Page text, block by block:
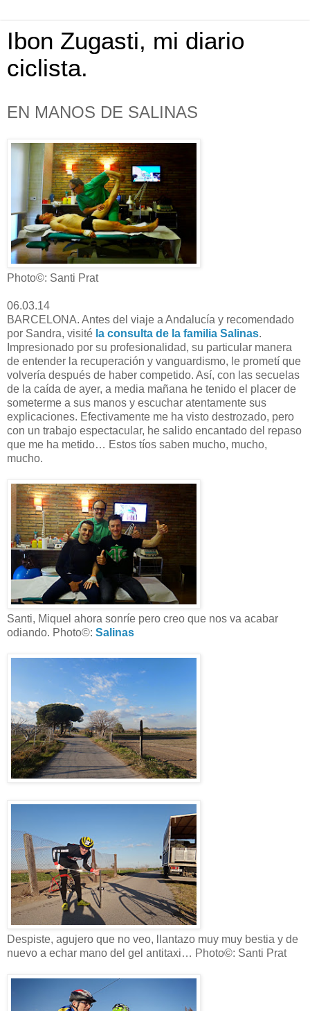
Ibon Zugasti, mi diario
ciclista.
EN MANOS DE SALINAS
Photo©: Santi Prat
06.03.14
BARCELONA. Antes del viaje a Andalucía y recomendado
por Sandra, visité la consulta de la familia Salinas.
Impresionado por su profesionalidad, su particular manera
de entender la recuperación y vanguardismo, le prometí que
volvería después de haber competido. Así, con las secuelas
de la caída de ayer, a media mañana he tenido el placer de
someterme a sus manos y escuchar atentamente sus
explicaciones. Efectivamente me ha visto destrozado, pero
con un trabajo espectacular, he salido encantado del repaso
que me ha metido… Estos tíos saben mucho, mucho,
mucho.
Santi, Miquel ahora sonríe pero creo que nos va acabar
odiando. Photo©: Salinas
Despiste, agujero que no veo, llantazo muy muy bestia y de
nuevo a echar mano del gel antitaxi… Photo©: Santi Prat